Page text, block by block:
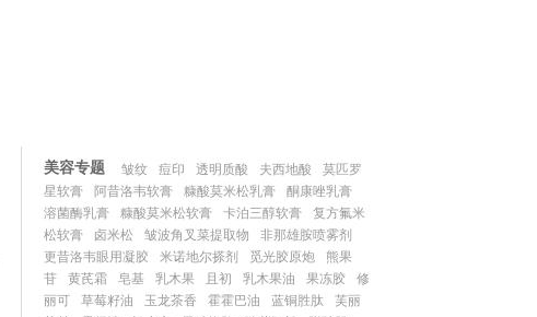
美容专题 皱纹 痘印 透明质酸 夫西地酸
莫匹罗
星软膏
阿昔洛韦软膏 糠酸莫米松乳膏
酮康唑乳膏
溶菌酶乳膏
糠酸莫米松软膏 卡泊三醇软膏
复方氟米
松软膏
卤米松 皱波角叉菜提取物
非那雄胺喷雾剂
更昔洛韦眼用凝胶
米诺地尔搽剂 觅光胶原炮
熊果
苷
黄芪霜 皂基 乳木果 且初 乳木果油 果冻胶
修
丽可
草莓籽油 玉龙茶香 霍霍巴油 蓝铜胜肽
芙丽